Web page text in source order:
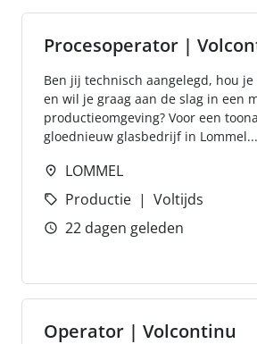
Procesoperator |
Ben jij technisch aangelegd, hou
en wil je graag aan de slag in een
productieomgeving? Voor een
gloednieuw glasbedrijf in Lommel...
LOMMEL
Productie
Voltijds
22 dagen geleden
Operator | Volcontinu